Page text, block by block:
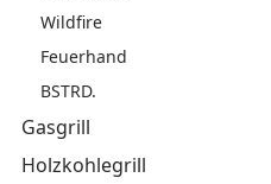
Wildfire
Feuerhand
BSTRD.
Gasgrill
Holzkohlegrill